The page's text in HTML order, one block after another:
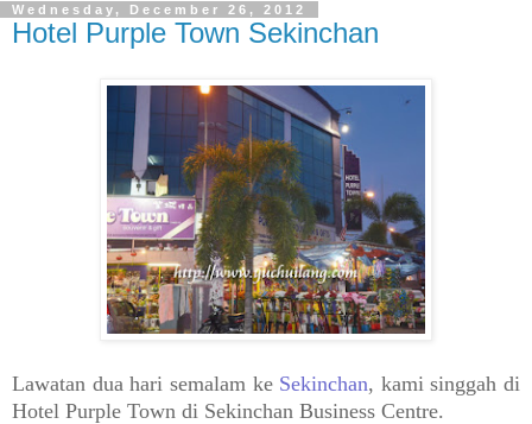
Wednesday, December 26, 2012
Hotel Purple Town Sekinchan
Lawatan dua hari semalam ke Sekinchan, kami singgah di
Hotel Purple Town di Sekinchan Business Centre.